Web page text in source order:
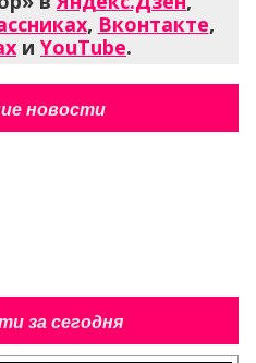
, Вконтакте,
и YouTube.
новости
за сегодня